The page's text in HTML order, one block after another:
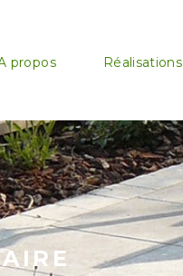
propos Réalisations